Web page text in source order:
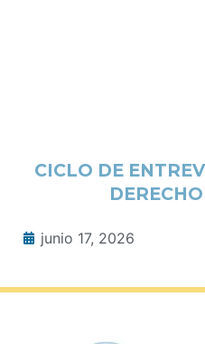
CICLO DE
junio 17, 2026